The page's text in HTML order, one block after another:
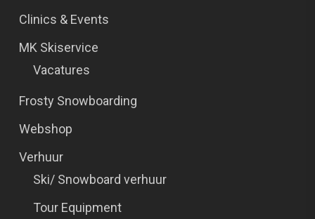
Clinics & Events
MK Skiservice
Vacatures
Frosty Snowboarding
Webshop
Verhuur
Ski/ Snowboard verhuur
Tour Equipment